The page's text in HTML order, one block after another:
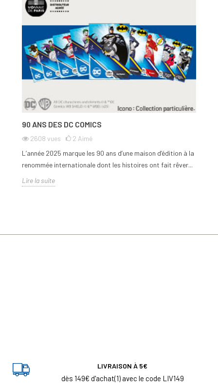
repérerles produits dérivés les plus recherchés
pièces qui, bien qu'intéressantes, ne disposent pas de la même
valeur historique.
90 ANS DES DC COMICS
2608 vues 2 Aimé
L’année 2025 marque les 90 ans d’une maison d’édition à la
renommée internationale dont les histoires ont fait rêver...
Lire la suite
LIVRAISON À 5€
dès 149€ d'achat(1) avec le code LIV149